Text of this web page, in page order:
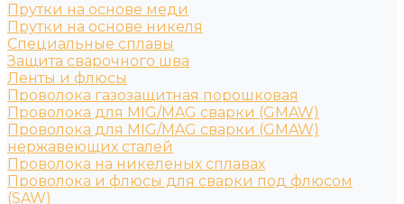
Прутки на основе меди
Прутки на основе никеля
Специальные сплавы
Защита сварочного шва
Ленты и флюсы
Проволока газозащитная порошковая
Проволока для MIG/MAG сварки (GMAW)
Проволока для MIG/MAG сварки (GMAW)
нержавеющих сталей
Проволока на никеленых сплавах
Проволока и флюсы для сварки под флюсом
(SAW)